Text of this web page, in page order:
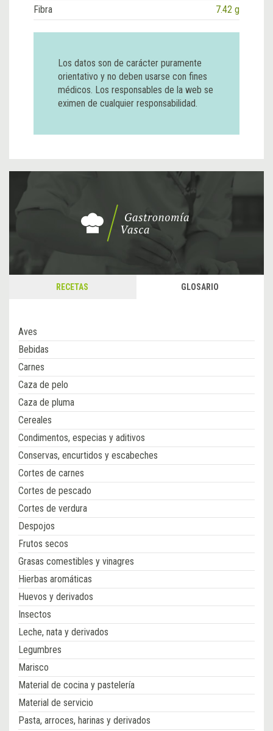
Fibra
7.42 g
Los datos son de carácter puramente
orientativo y no deben usarse con fines
médicos. Los responsables de la web se
eximen de cualquier responsabilidad.
RECETAS GLOSARIO
Aves
Bebidas
Carnes
Caza de pelo
Caza de pluma
Cereales
Condimentos, especias y aditivos
Conservas, encurtidos y escabeches
Cortes de carnes
Cortes de pescado
Cortes de verdura
Despojos
Frutos secos
Grasas comestibles y vinagres
Hierbas aromáticas
Huevos y derivados
Insectos
Leche, nata y derivados
Legumbres
Marisco
Material de cocina y pastelería
Material de servicio
Pasta, arroces, harinas y derivados